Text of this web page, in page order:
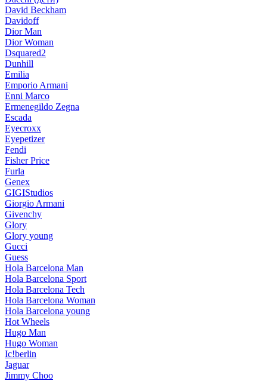
David Beckham
Davidoff
Dior Man
Dior Woman
Dsquared2
Dunhill
Emilia
Emporio Armani
Enni Marco
Ermenegildo Zegna
Escada
Eyecroxx
Eyepetizer
Fendi
Fisher Price
Furla
Genex
GIGIStudios
Giorgio Armani
Givenchy
Glory
Glory young
Gucci
Guess
Hola Barcelona Man
Hola Barcelona Sport
Hola Barcelona Tech
Hola Barcelona Woman
Hola Barcelona young
Hot Wheels
Hugo Man
Hugo Woman
Ic!berlin
Jaguar
Jimmy Choo